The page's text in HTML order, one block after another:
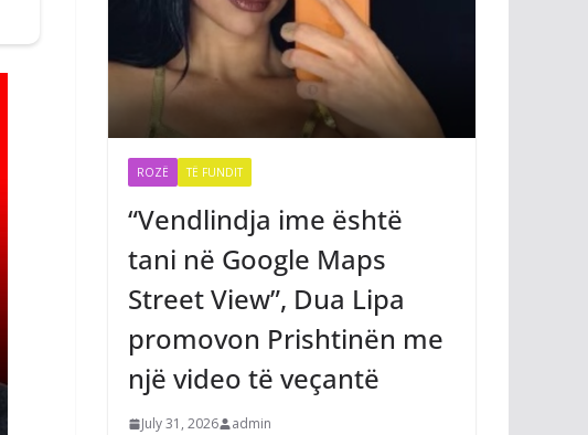
ROZË TË FUNDIT
“Vendlindja ime është
tani në Google Maps
Street View”, Dua Lipa
promovon Prishtinën me
një video të veçantë
July 31, 2026 admin